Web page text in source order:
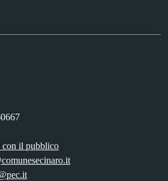
il pubblico